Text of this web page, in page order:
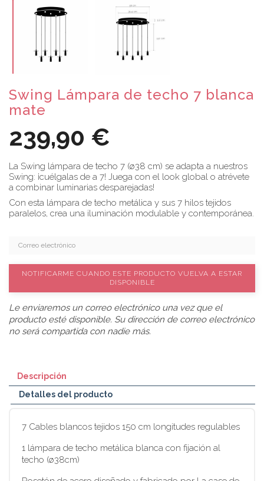
Swing Lámpara de techo 7 blanca
mate
239,90 €
La Swing lámpara de techo 7 (ø38 cm) se adapta a nuestros
Swing: ¡cuélgalas de a 7! Juega con el look global o atrévete
a combinar luminarias desparejadas!
Con esta lámpara de techo metálica y sus 7 hilos tejidos
paralelos, crea una iluminación modulable y contemporánea.
NOTIFICARME CUANDO ESTE PRODUCTO VUELVA A ESTAR
DISPONIBLE
Le enviaremos un correo electrónico una vez que el
producto esté disponible. Su dirección de correo electrónico
no será compartida con nadie más.
Descripción
Detalles del producto
7 Cables blancos tejidos 150 cm longitudes regulables
1 lámpara de techo metálica blanca con fijación al
techo (ø38cm)